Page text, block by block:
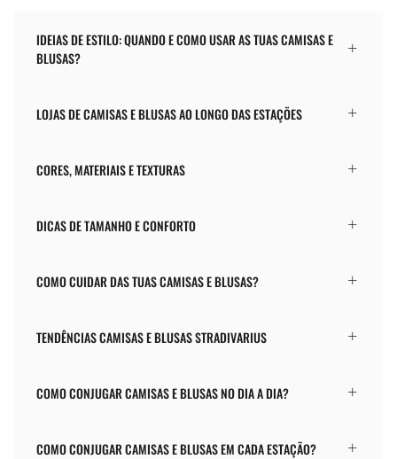
IDEIAS DE ESTILO: QUANDO E COMO USAR AS TUAS CAMISAS E
BLUSAS?
LOJAS DE CAMISAS E BLUSAS AO LONGO DAS ESTAÇÕES
CORES, MATERIAIS E TEXTURAS
DICAS DE TAMANHO E CONFORTO
COMO CUIDAR DAS TUAS CAMISAS E BLUSAS?
TENDÊNCIAS CAMISAS E BLUSAS STRADIVARIUS
COMO CONJUGAR CAMISAS E BLUSAS NO DIA A DIA?
COMO CONJUGAR CAMISAS E BLUSAS EM CADA ESTAÇÃO?